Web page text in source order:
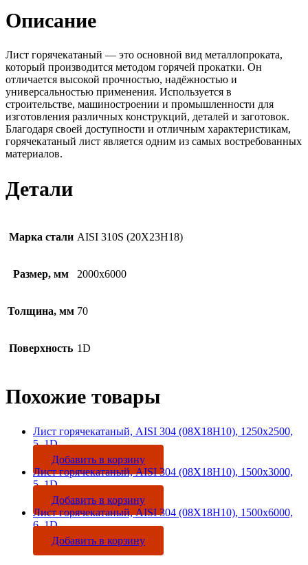
Описание
Лист горячекатаный — это основной вид металлопроката,
который производится методом горячей прокатки. Он
отличается высокой прочностью, надёжностью и
универсальностью применения. Используется в
строительстве, машиностроении и промышленности для
изготовления различных конструкций, деталей и заготовок.
Благодаря своей доступности и отличным характеристикам,
горячекатаный лист является одним из самых востребованных
материалов.
Детали
Марка стали AISI 310S (20Х23Н18)
Размер, мм 2000х6000
Толщина, мм 70
Поверхность 1D
Похожие товары
Лист горячекатаный, AISI 304 (08Х18Н10), 1250х2500,
5, 1D
Добавить в корзину
Лист горячекатаный, AISI 304 (08Х18Н10), 1500х3000,
5, 1D
Добавить в корзину
Лист горячекатаный, AISI 304 (08Х18Н10), 1500х6000,
6, 1D
Добавить в корзину